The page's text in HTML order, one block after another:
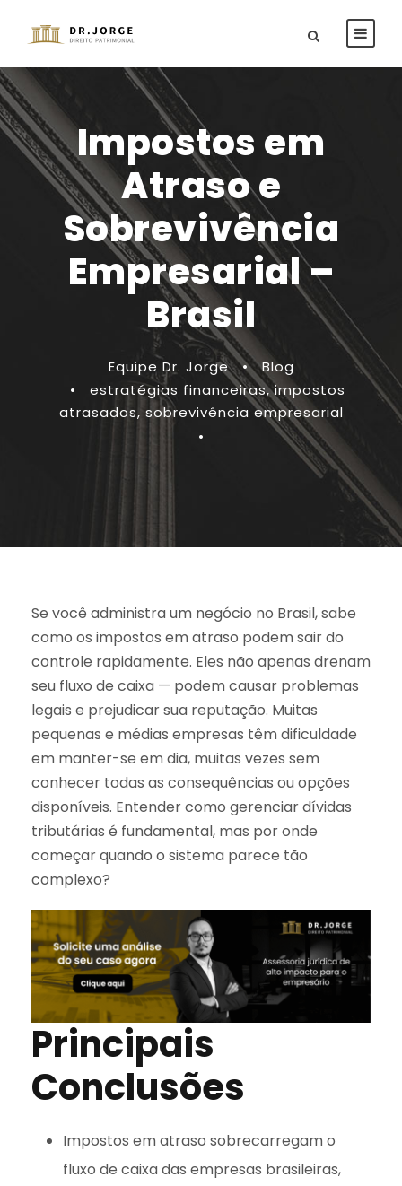
Impostos em
Atraso e
Sobrevivência
Empresarial –
Brasil
Equipe Dr. Jorge •
Blog
•
estratégias financeiras, impostos
atrasados, sobrevivência empresarial
•
Se você administra um negócio no Brasil, sabe
como os impostos em atraso podem sair do
controle rapidamente. Eles não apenas drenam
seu fluxo de caixa — podem causar problemas
legais e prejudicar sua reputação. Muitas
pequenas e médias empresas têm dificuldade
em manter-se em dia, muitas vezes sem
conhecer todas as consequências ou opções
disponíveis. Entender como gerenciar dívidas
tributárias é fundamental, mas por onde
começar quando o sistema parece tão
complexo?
Principais
Conclusões
Impostos em atraso sobrecarregam o
fluxo de caixa das empresas brasileiras,